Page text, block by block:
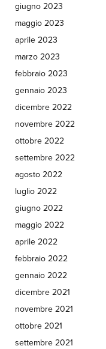
giugno 2023
maggio 2023
aprile 2023
marzo 2023
febbraio 2023
gennaio 2023
dicembre 2022
novembre 2022
ottobre 2022
settembre 2022
agosto 2022
luglio 2022
giugno 2022
maggio 2022
aprile 2022
febbraio 2022
gennaio 2022
dicembre 2021
novembre 2021
ottobre 2021
settembre 2021